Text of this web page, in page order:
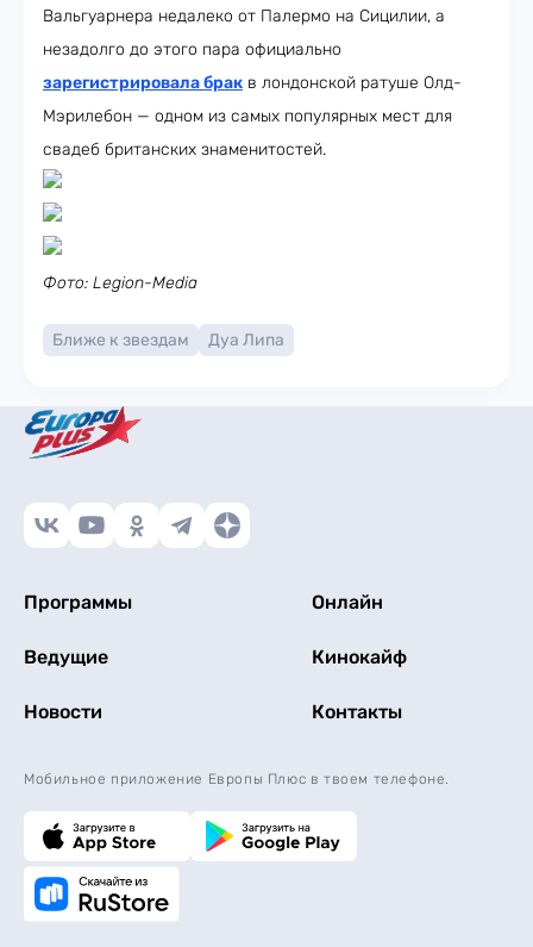
Вальгуарнера недалеко от Палермо на Сицилии, а
незадолго до этого пара официально
зарегистрировала брак в лондонской ратуше Олд-
Мэрилебон — одном из самых популярных мест для
свадеб британских знаменитостей.
Фото: Legion-Media
Ближе к звездам Дуа Липа
Программы Онлайн
Ведущие Кинокайф
Новости Контакты
Мобильное приложение Европы Плюс в твоем телефоне.